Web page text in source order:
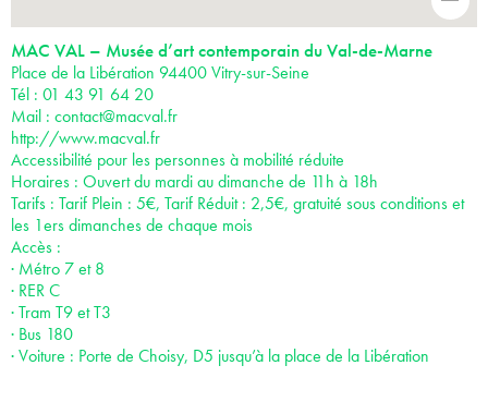
MAC VAL – Musée d’art contemporain du Val-de-Marne
Place de la Libération 94400 Vitry-sur-Seine
Tél : 01 43 91 64 20
Mail : contact@macval.fr
http://www.macval.fr
Accessibilité pour les personnes à mobilité réduite
Horaires : Ouvert du mardi au dimanche de 11h à 18h
Tarifs : Tarif Plein : 5€, Tarif Réduit : 2,5€, gratuité sous conditions et
les 1ers dimanches de chaque mois
Accès :
· Métro 7 et 8
· RER C
· Tram T9 et T3
· Bus 180
· Voiture : Porte de Choisy, D5 jusqu’à la place de la Libération